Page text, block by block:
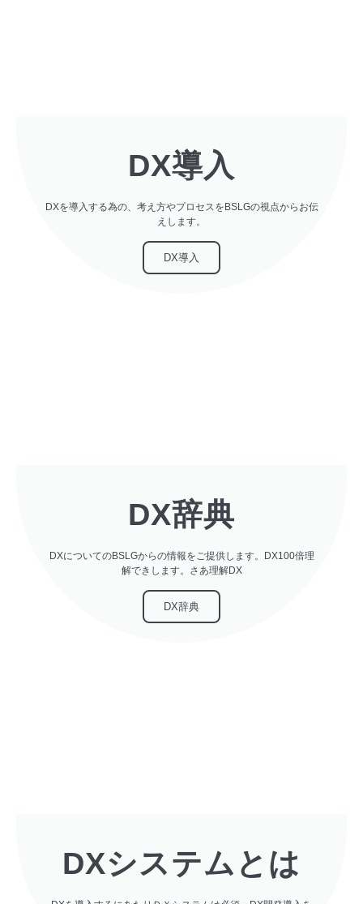
DX導入
DXを導入する為の、考え方やプロセスをBSLGの視点からお伝
えします。
DX導入
DX辞典
DXについてのBSLGからの情報をご提供します。DX100倍理
解できします。さあ理解DX
DX辞典
DXシステムとは